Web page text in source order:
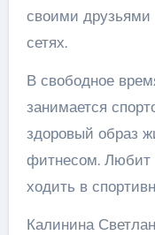
своими
сетях.
В свободное
занимается
здоровый образ
фитнесом. Любит
ходить в
Калинина